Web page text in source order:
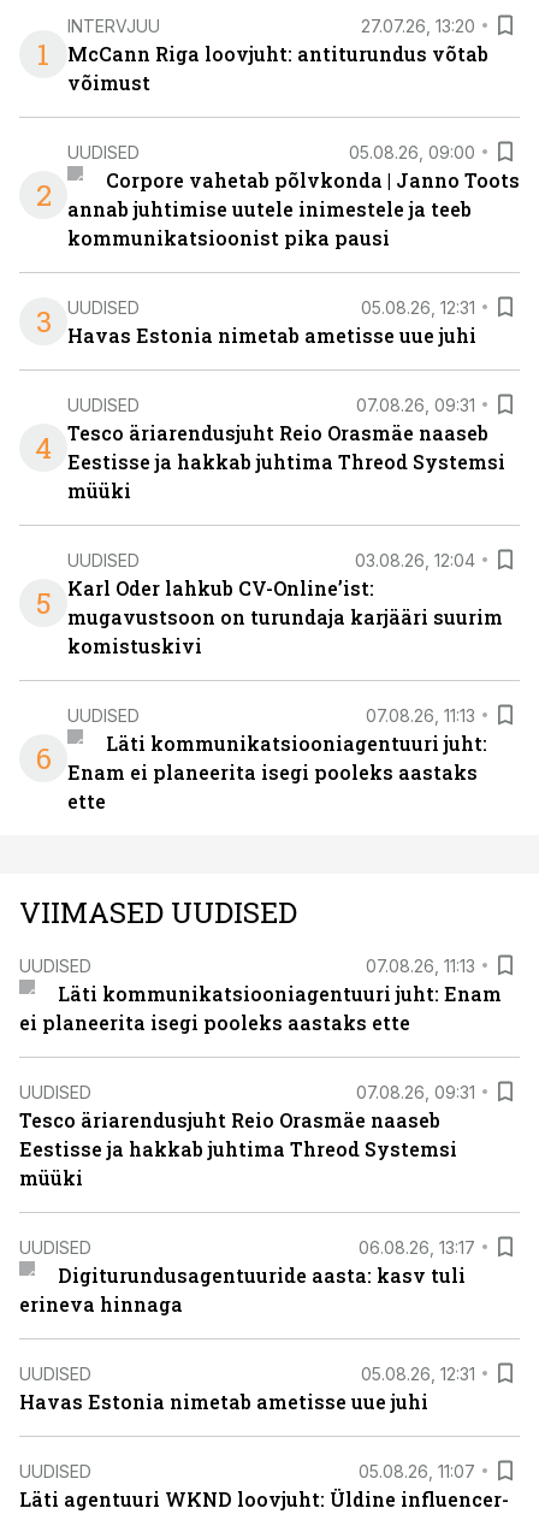
1
INTERVJUU 27.07.26, 13:20
McCann Riga loovjuht: antiturundus võtab
võimust
2
UUDISED 05.08.26, 09:00
Corpore vahetab põlvkonda | Janno Toots
annab juhtimise uutele inimestele ja teeb
kommunikatsioonist pika pausi
3 UUDISED 05.08.26, 12:31
Havas Estonia nimetab ametisse uue juhi
4
UUDISED 07.08.26, 09:31
Tesco äriarendusjuht Reio Orasmäe naaseb
Eestisse ja hakkab juhtima Threod Systemsi
müüki
5
UUDISED 03.08.26, 12:04
Karl Oder lahkub CV-Online’ist:
mugavustsoon on turundaja karjääri suurim
komistuskivi
6
UUDISED 07.08.26, 11:13
Läti kommunikatsiooniagentuuri juht:
Enam ei planeerita isegi pooleks aastaks
ette
VIIMASED UUDISED
UUDISED 07.08.26, 11:13
Läti kommunikatsiooniagentuuri juht: Enam
ei planeerita isegi pooleks aastaks ette
UUDISED 07.08.26, 09:31
Tesco äriarendusjuht Reio Orasmäe naaseb
Eestisse ja hakkab juhtima Threod Systemsi
müüki
UUDISED 06.08.26, 13:17
Digiturundusagentuuride aasta: kasv tuli
erineva hinnaga
UUDISED 05.08.26, 12:31
Havas Estonia nimetab ametisse uue juhi
UUDISED 05.08.26, 11:07
Läti agentuuri WKND loovjuht: Üldine influencer-